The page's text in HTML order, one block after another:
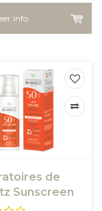
info
de
Sunscreen
SPF50